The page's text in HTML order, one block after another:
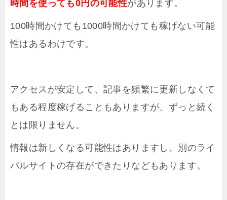
時間を使っても0円の可能性があります。
100時間かけても1000時間かけても稼げない可能
性はあるわけです。
アクセスが安定して、記事を頻繁に更新しなくて
もある程度稼げることもありますが、ずっと続く
とは限りません。
情報は新しくなる可能性はありますし、別のライ
バルサイトの存在ができたりなどもあります。